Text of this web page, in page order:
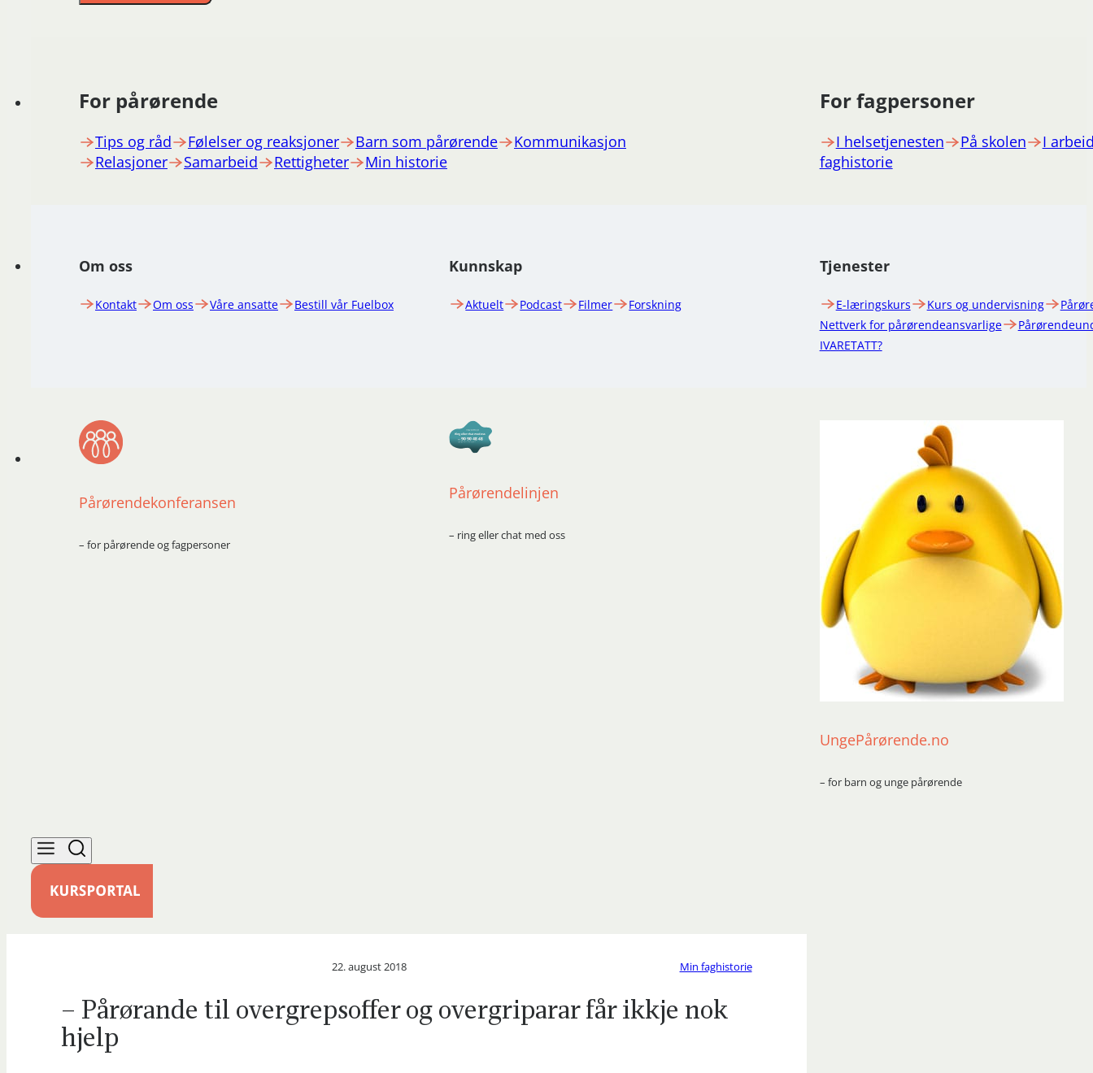
For pårørende
Tips og råd Følelser og reaksjoner Barn som pårørende
Kommunikasjon
Relasjoner
Samarbeid Rettigheter Min historie
For fagpersoner
I helsetjenesten På skolen
I
faghistorie
Om oss
Kontakt Om oss Våre ansatte Bestill vår Fuelbox
Kunnskap
Aktuelt Podcast Filmer Forskning
Tjenester
E-læringskurs Kurs og undervisning
Nettverk for pårørendeansvarlige
IVARETATT?
Pårørendekonferansen
– for pårørende og fagpersoner
Pårørendelinjen
– ring eller chat med oss
UngePårørende.no
– for barn og unge pårørende
22. august 2018 Min faghistorie
– Pårørande til overgrepsoffer og overgriparar får ikkje nok
hjelp